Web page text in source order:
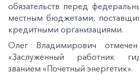
+7-800-700-24-57
Частным клиентам
Корпоративным
обязательств перед
местным бюджетами,
кредитными организациями.
Олег Владимирович
«Заслуженный работник
званием «Почетный энергетик».